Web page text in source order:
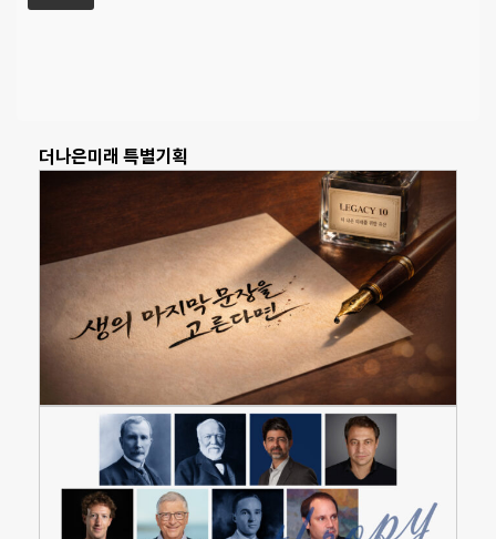
더나은미래 특별기획